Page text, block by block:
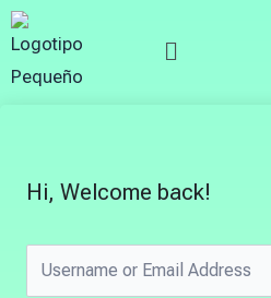
Skip
to
content
Menu
Hi, Welcome back!